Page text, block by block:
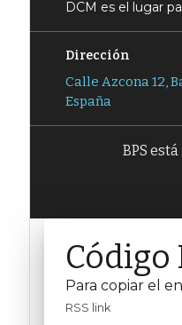
DCM es el lugar
Dirección
Calle Azcona 12,
España
BPS
Código
Para copiar el
RSS link